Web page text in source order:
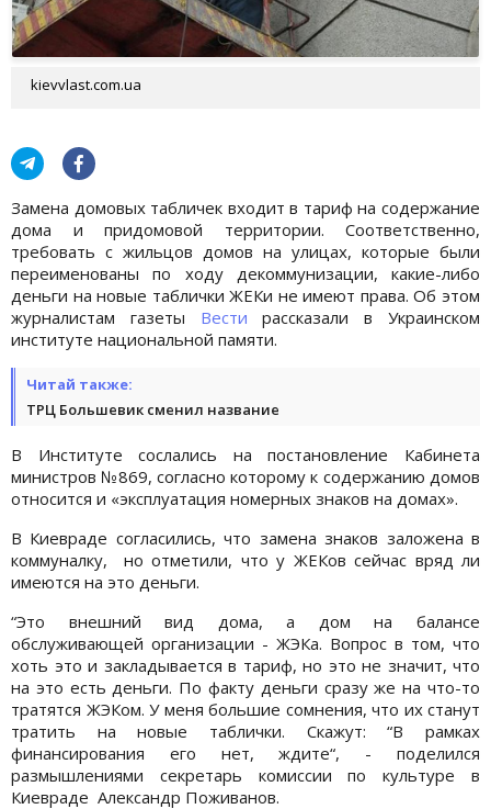
kievvlast.com.ua
Замена домовых табличек входит в тариф на содержание
дома и придомовой территории. Соответственно,
требовать с жильцов домов на улицах, которые были
переименованы по ходу декоммунизации, какие-либо
деньги на новые таблички ЖЕКи не имеют права. Об этом
журналистам газеты Вестирассказали в Украинском
институте национальной памяти.
Читай также:
ТРЦ Большевик сменил название
В Институте сослались на постановление Кабинета
министров №869, согласно которому к содержанию домов
относится и «эксплуатация номерных знаков на домах».
В Киевраде согласились, что замена знаков заложена в
коммуналку, но отметили, что у ЖЕКов сейчас вряд ли
имеются на это деньги.
“Это внешний вид дома, а дом на балансе
обслуживающей организации - ЖЭКа. Вопрос в том, что
хоть это и закладывается в тариф, но это не значит, что
на это есть деньги. По факту деньги сразу же на что-то
тратятся ЖЭКом. У меня большие сомнения, что их станут
тратить на новые таблички. Скажут: “В рамках
финансирования его нет, ждите“, - поделился
размышлениями секретарь комиссии по культуре в
Киевраде Александр Поживанов.